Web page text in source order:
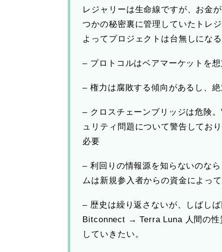
レジャリーは生命線ですが、お金
つかの秘密裏に管理していたトレ
よってプロジェクトは台無しになる
– プロトコルはベアマーケットを
– 権力は腐敗する傾向があるし、
– クロスチェーンブリッジは危険
ュリティ問題について警告してお
必要
– 利回りの情報源を知らないのな
ムは新規参入者からの資金によっ
– 歴史は繰り返さないが、しばし
Bitconnect → Terra Luna 人間の性
していきたい。